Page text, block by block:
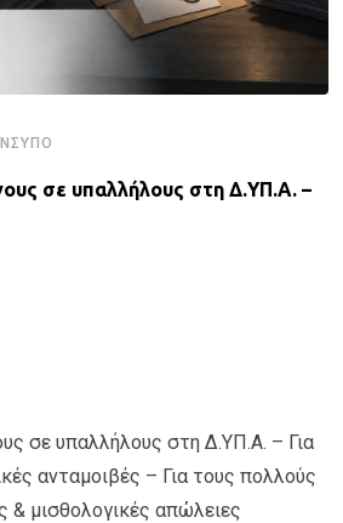
σε υπαλλήλους στη Δ.ΥΠ.Α. –
σε υπαλλήλους στη Δ.ΥΠ.Α. – Για
ανταμοιβές – Για τους πολλούς
& μισθολογικές απώλειες